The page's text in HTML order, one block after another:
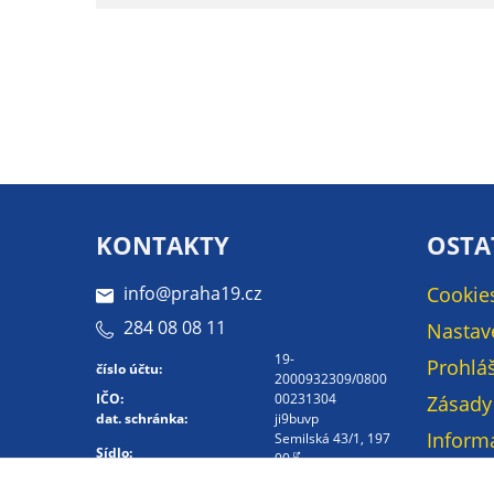
KONTAKTY
info@praha19.cz
284 08 08 11
číslo účtu:
19-
2000932309/0800
IČO:
00231304
dat. schránka:
ji9buvp
Sídlo:
Semilská 43/1, 197
00